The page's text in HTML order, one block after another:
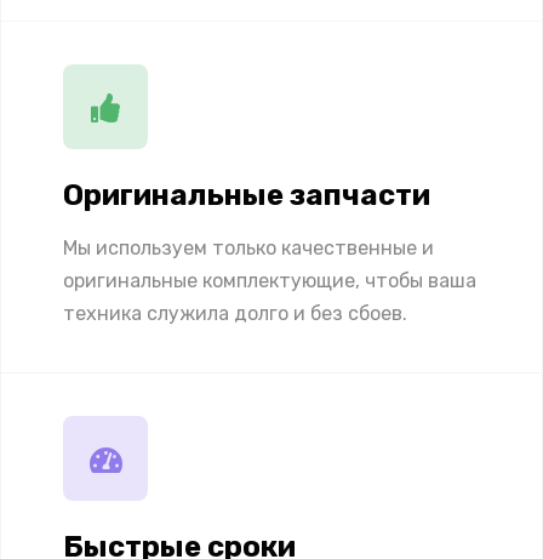
Оригинальные запчасти
Мы используем только качественные и
оригинальные комплектующие, чтобы ваша
техника служила долго и без сбоев.
Быстрые сроки